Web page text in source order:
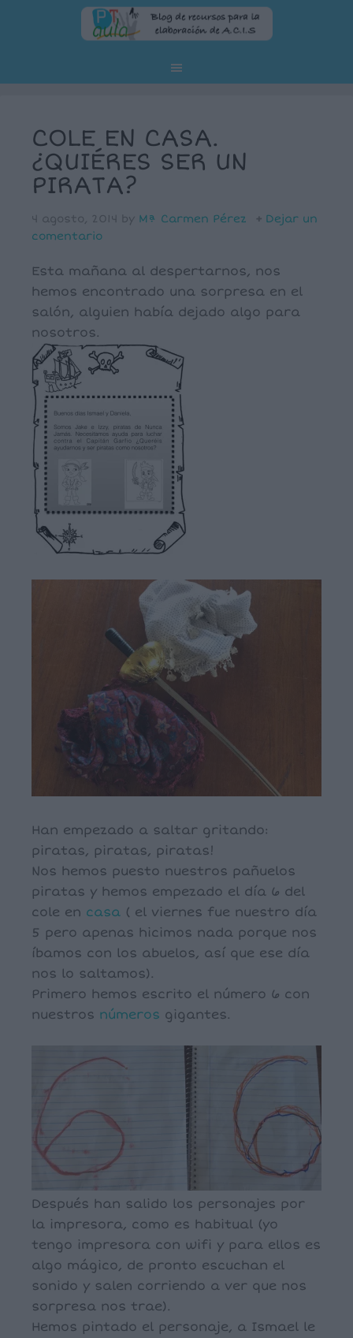
COLE EN CASA.
¿QUIÉRES SER UN
PIRATA?
4 agosto, 2014 by Mª Carmen Pérez
Dejar un
comentario
Esta mañana al despertarnos, nos
hemos encontrado una sorpresa en el
salón, alguien había dejado algo para
nosotros.
Han empezado a saltar gritando:
piratas, piratas, piratas!
Nos hemos puesto nuestros pañuelos
piratas y hemos empezado el día 6 del
cole en casa ( el viernes fue nuestro día
5 pero apenas hicimos nada porque nos
íbamos con los abuelos, así que ese día
nos lo saltamos).
Primero hemos escrito el número 6 con
nuestros números gigantes.
Después han salido los personajes por
la impresora, como es habitual (yo
tengo impresora con wifi y para ellos es
algo mágico, de pronto escuchan el
sonido y salen corriendo a ver que nos
sorpresa nos trae).
Hemos pintado el personaje, a Ismael le